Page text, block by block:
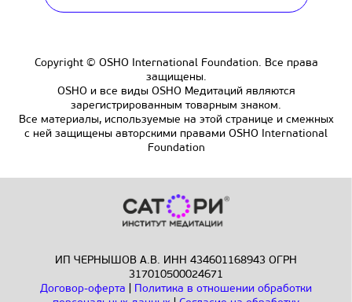
Copyright © OSHO International Foundation. Все права
защищены.
OSHO и все виды OSHO Медитаций являются
зарегистрированным товарным знаком.
Все материалы, используемые на этой странице и смежных
с ней защищены авторскими правами OSHO International
Foundation
ИП ЧЕРНЫШОВ А.В. ИНН 434601168943 ОГРН
317010500024671
Договор-оферта
Политика в отношении обработки